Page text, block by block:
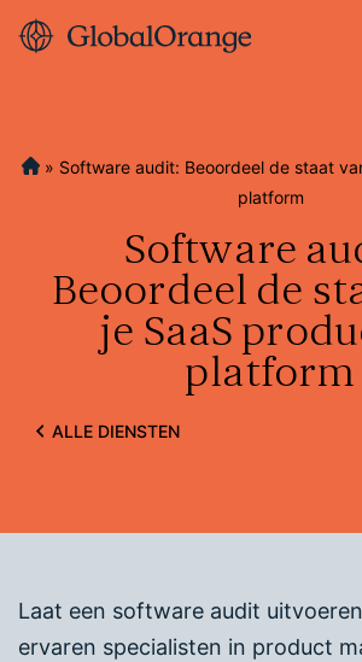
» Software audit: Beoordeel de staat
platform
Software
Beoordeel de
je SaaS
platform
ALLE DIENSTEN
Laat een software audit
ervaren specialisten in product